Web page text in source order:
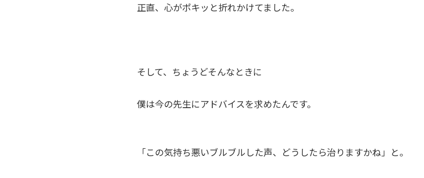
正直、心がポキッと折れかけてました。
そして、ちょうどそんなときに
僕は今の先生にアドバイスを求めたんです。
「この気持ち悪いブルブルした声、どうしたら治りますかね」と。